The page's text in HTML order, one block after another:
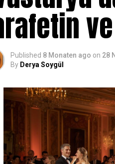
Published 8 Monaten ago on 28
By Derya Soygül